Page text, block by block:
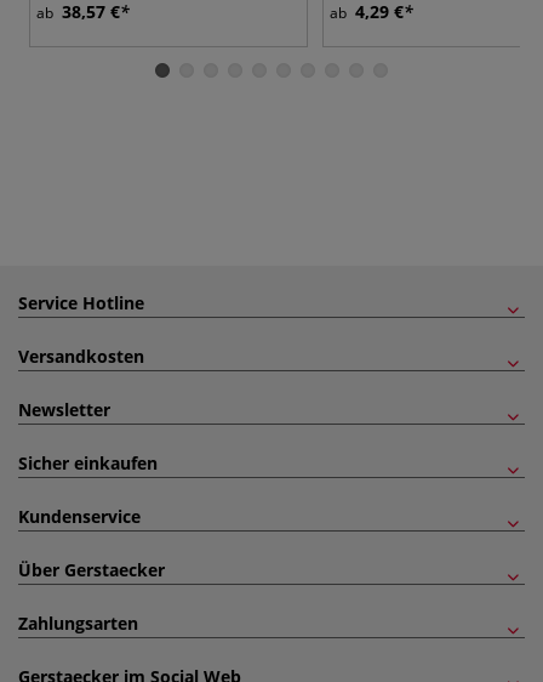
ab 38,57 € ab 4,29 €
Service Hotline
Versandkosten
Newsletter
Sicher einkaufen
Kundenservice
Über Gerstaecker
Zahlungsarten
Gerstaecker im Social Web